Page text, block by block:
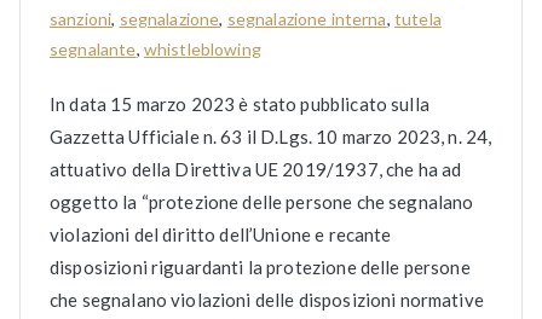
sanzioni, segnalazione, segnalazione interna, tutela
segnalante, whistleblowing
In data 15 marzo 2023 è stato pubblicato sulla
Gazzetta Ufficiale n. 63 il D.Lgs. 10 marzo 2023, n. 24,
attuativo della Direttiva UE 2019/1937, che ha ad
oggetto la “protezione delle persone che segnalano
violazioni del diritto dell’Unione e recante
disposizioni riguardanti la protezione delle persone
che segnalano violazioni delle disposizioni normative